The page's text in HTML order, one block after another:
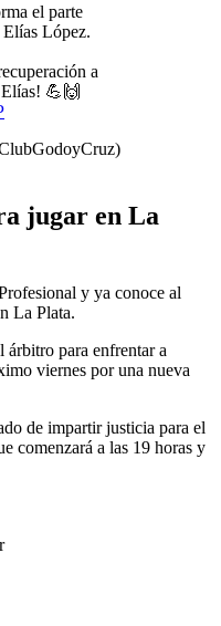
el parte
López.
a
💪🙌
jugar en La
y ya conoce al
La Plata.
para enfrentar a
viernes por una nueva
de impartir justicia para el
comenzará a las 19 horas y